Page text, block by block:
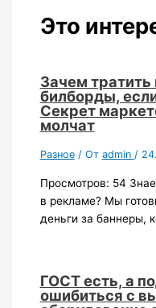
Это
Зачем
билборды,
Секрет
молчат
Разное/ От admin /
Просмотров: 54
в рекламе? Мы
деньги за баннеры,
ГОСТ есть, а
ошибиться с